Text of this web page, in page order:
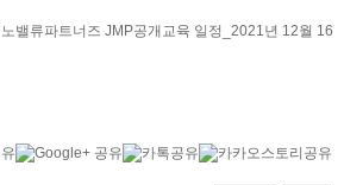
밸류파트너즈 JMP공개교육 일정_2021년 12월 16